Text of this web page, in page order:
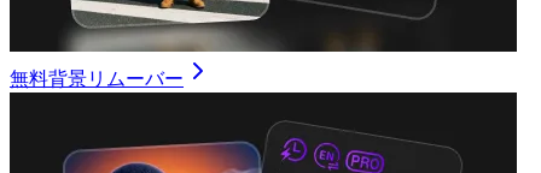
無料背景リムーバー